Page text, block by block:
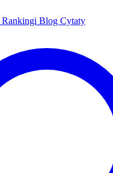
Rankingi Blog Cytaty